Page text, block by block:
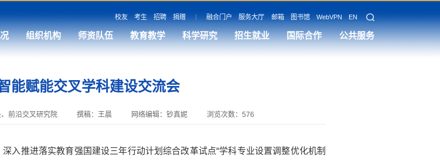
校友 考生 招聘 捐赠 融合门户 服务大厅 邮箱 图书馆 WebVPN EN
组织机构 师资队伍 教育教学 科学研究 招生就业 国际合作 公共服务
能赋能交叉学科建设交流会
前沿交叉研究院 撰稿：王晨 网络编辑：钞真妮 浏览次数： 576
推进落实教育强国建设三年行动计划综合改革试点“学科专业设置调整优化机制